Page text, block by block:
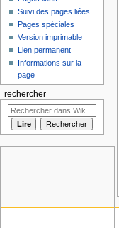
Suivi des pages liées
Pages spéciales
Version imprimable
Lien permanent
Informations sur la
page
rechercher